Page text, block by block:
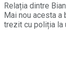
Relația dintre
Mai nou acesta a
trezit cu poliția la